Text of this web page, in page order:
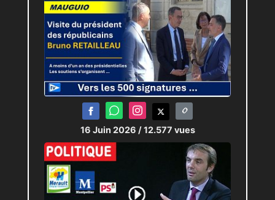
Un débat local qui montre bien
les différents clivages et les
nouvelles alliances.
Participants : P.VIGNAL - J.MAUREL -
L.PRADEILLE - B.BONNEFOUX
Durée : 60’
Journaliste :
Pierric-Joël LOUBAT
Technicien :Antoine RODRIGUEZ
16 Juin 2026 / 12.577 vues